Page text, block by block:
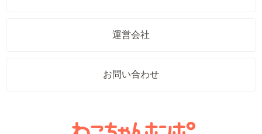
運営会社
お問い合わせ